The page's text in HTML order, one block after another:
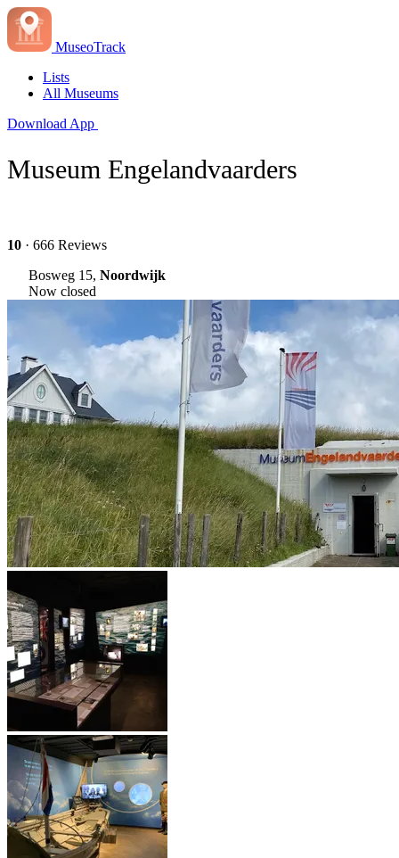
MuseoTrack
Lists
All Museums
Download App
Museum Engelandvaarders
10 · 666 Reviews
Bosweg 15, Noordwijk
Now closed